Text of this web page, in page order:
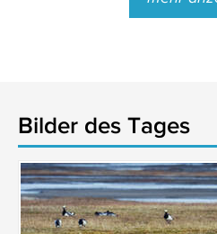
Bilder des Tages